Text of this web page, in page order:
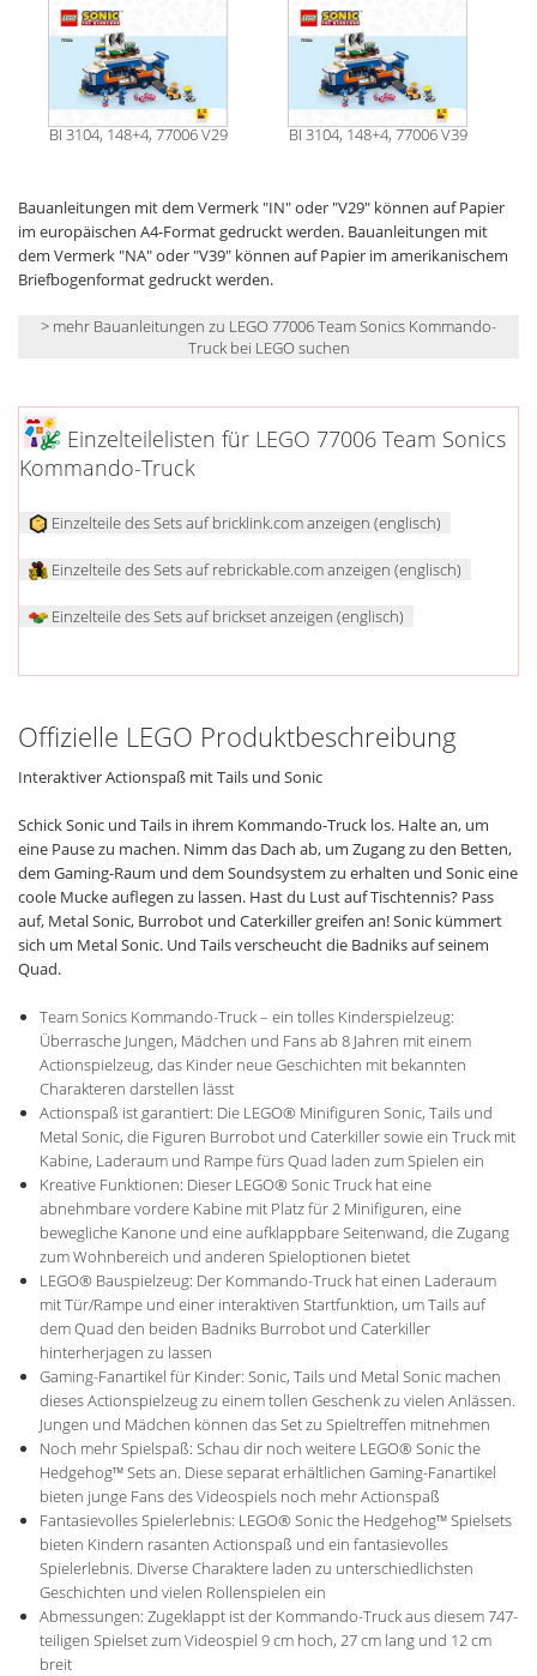
BI 3104, 148+4, 77006 V29 BI 3104, 148+4, 77006 V39
Bauanleitungen mit dem Vermerk "IN" oder "V29" können auf Papier
im europäischen A4-Format gedruckt werden. Bauanleitungen mit
dem Vermerk "NA" oder "V39" können auf Papier im amerikanischem
Briefbogenformat gedruckt werden.
> mehr Bauanleitungen zu LEGO 77006 Team Sonics Kommando-
Truck bei LEGO suchen
Einzelteilelisten für LEGO 77006 Team Sonics
Kommando-Truck
Einzelteile des Sets auf bricklink.com anzeigen (englisch)
Einzelteile des Sets auf rebrickable.com anzeigen (englisch)
Einzelteile des Sets auf brickset anzeigen (englisch)
Offizielle LEGO Produktbeschreibung
Interaktiver Actionspaß mit Tails und Sonic
Schick Sonic und Tails in ihrem Kommando-Truck los. Halte an, um
eine Pause zu machen. Nimm das Dach ab, um Zugang zu den Betten,
dem Gaming-Raum und dem Soundsystem zu erhalten und Sonic eine
coole Mucke auflegen zu lassen. Hast du Lust auf Tischtennis? Pass
auf, Metal Sonic, Burrobot und Caterkiller greifen an! Sonic kümmert
sich um Metal Sonic. Und Tails verscheucht die Badniks auf seinem
Quad.
Team Sonics Kommando-Truck – ein tolles Kinderspielzeug:
Überrasche Jungen, Mädchen und Fans ab 8 Jahren mit einem
Actionspielzeug, das Kinder neue Geschichten mit bekannten
Charakteren darstellen lässt
Actionspaß ist garantiert: Die LEGO® Minifiguren Sonic, Tails und
Metal Sonic, die Figuren Burrobot und Caterkiller sowie ein Truck mit
Kabine, Laderaum und Rampe fürs Quad laden zum Spielen ein
Kreative Funktionen: Dieser LEGO® Sonic Truck hat eine
abnehmbare vordere Kabine mit Platz für 2 Minifiguren, eine
bewegliche Kanone und eine aufklappbare Seitenwand, die Zugang
zum Wohnbereich und anderen Spieloptionen bietet
LEGO® Bauspielzeug: Der Kommando-Truck hat einen Laderaum
mit Tür/Rampe und einer interaktiven Startfunktion, um Tails auf
dem Quad den beiden Badniks Burrobot und Caterkiller
hinterherjagen zu lassen
Gaming-Fanartikel für Kinder: Sonic, Tails und Metal Sonic machen
dieses Actionspielzeug zu einem tollen Geschenk zu vielen Anlässen.
Jungen und Mädchen können das Set zu Spieltreffen mitnehmen
Noch mehr Spielspaß: Schau dir noch weitere LEGO® Sonic the
Hedgehog™ Sets an. Diese separat erhältlichen Gaming-Fanartikel
bieten junge Fans des Videospiels noch mehr Actionspaß
Fantasievolles Spielerlebnis: LEGO® Sonic the Hedgehog™ Spielsets
bieten Kindern rasanten Actionspaß und ein fantasievolles
Spielerlebnis. Diverse Charaktere laden zu unterschiedlichsten
Geschichten und vielen Rollenspielen ein
Abmessungen: Zugeklappt ist der Kommando-Truck aus diesem 747-
teiligen Spielset zum Videospiel 9 cm hoch, 27 cm lang und 12 cm
breit